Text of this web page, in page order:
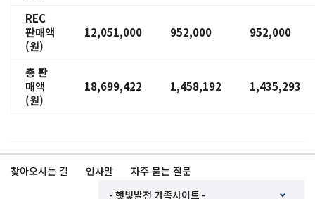
REC
판매액
(원)
12,051,000 952,000 952,000
총 판
매액
(원)
18,699,422 1,458,192 1,435,293
찾아오시는 길 인사말 자주 묻는 질문